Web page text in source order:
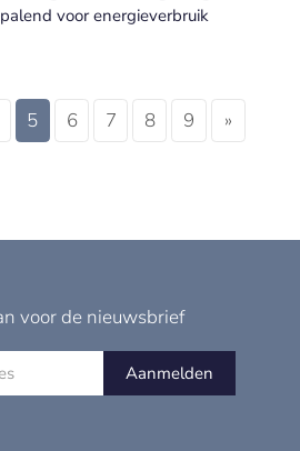
voor energieverbruik
5 6 7 8 9 »
voor de nieuwsbrief
Aanmelden